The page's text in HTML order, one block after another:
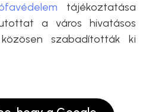
tájékoztatása
a város hivatásos
szabadították ki